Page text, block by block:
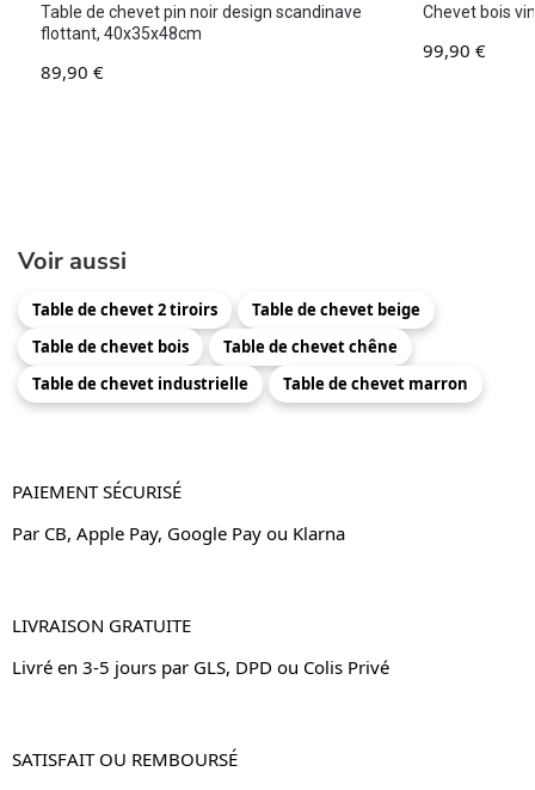
Table de chevet pin noir design scandinave
flottant, 40x35x48cm
89,90 €
Chevet bois
99,90 €
Voir aussi
Table de chevet 2 tiroirs
Table de chevet beige
Table de chevet bois
Table de chevet chêne
Table de chevet industrielle
Table de chevet marron
PAIEMENT SÉCURISÉ
Par CB, Apple Pay, Google Pay ou Klarna
LIVRAISON GRATUITE
Livré en 3-5 jours par GLS, DPD ou Colis Privé
SATISFAIT OU REMBOURSÉ